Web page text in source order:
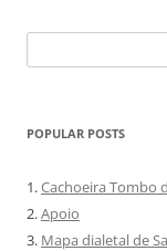
por:
POPULAR POSTS
1.Cachoeira Tombo
2.Apoio
3. Mapa dialetal de